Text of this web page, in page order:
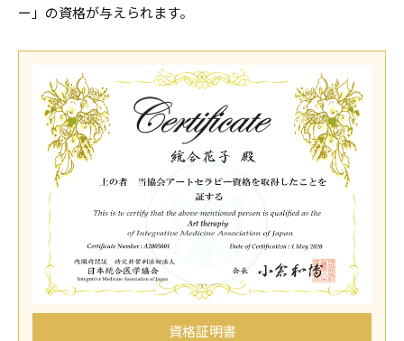
ー」の資格が与えられます。
資格証明書